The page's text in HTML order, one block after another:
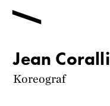
Jean Coralli
Koreograf